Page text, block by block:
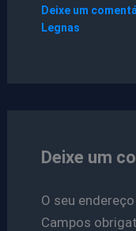
Deixe um
Legnas
Deixe um
O seu
Campos